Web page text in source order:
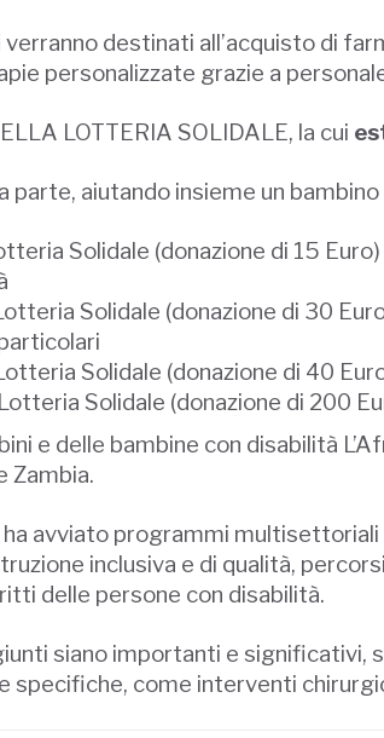
destinati all’acquisto di
personalizzate grazie a
LOTTERIA SOLIDALE, la cui
parte, aiutando insieme un
Solidale (donazione di 15
Solidale (donazione di 30
Solidale (donazione di 40
Solidale (donazione di 200
e delle bambine con disabilità
Zambia.
ha avviato programmi
inclusiva e di qualità,
delle persone con disabilità.
siano importanti e significativi,
specifiche, come interventi